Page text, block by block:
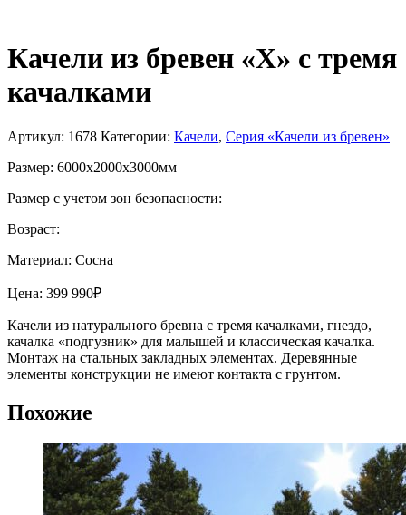
Качели из бревен «Х» с тремя
качалками
Артикул: 1678 Категории: Качели, Серия «Качели из бревен»
Размер: 6000х2000х3000мм
Размер с учетом зон безопасности:
Возраст:
Материал: Сосна
Цена: 399 990₽
Качели из натурального бревна с тремя качалками, гнездо,
качалка «подгузник» для малышей и классическая качалка.
Монтаж на стальных закладных элементах. Деревянные
элементы конструкции не имеют контакта с грунтом.
Похожие